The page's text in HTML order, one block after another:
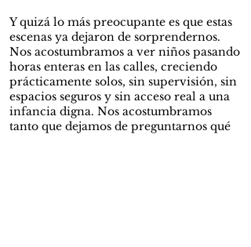
Y quizá lo más preocupante es que estas
escenas ya dejaron de sorprendernos.
Nos acostumbramos a ver niños pasando
horas enteras en las calles, creciendo
prácticamente solos, sin supervisión, sin
espacios seguros y sin acceso real a una
infancia digna. Nos acostumbramos
tanto que dejamos de preguntarnos qué